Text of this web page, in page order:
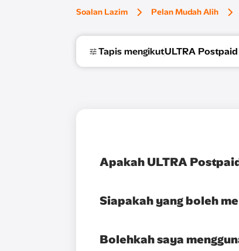
Soalan Lazim Pelan Mudah Alih
Tapis mengikutULTRA
Apakah ULTRA
Siapakah yang boleh
Bolehkah saya